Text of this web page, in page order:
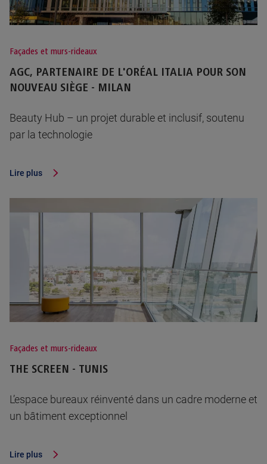
Façades et murs-rideaux
AGC, PARTENAIRE DE L'ORÉAL ITALIA POUR SON
NOUVEAU SIÈGE - MILAN
Beauty Hub – un projet durable et inclusif, soutenu
par la technologie
Lire plus
Façades et murs-rideaux
THE SCREEN - TUNIS
L’espace bureaux réinventé dans un cadre moderne et
un bâtiment exceptionnel
Lire plus